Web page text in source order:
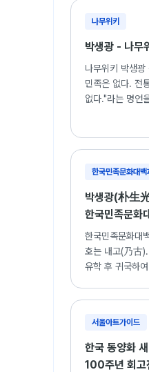
나무위키
박생광 - 나무
나무위키 박생
민족은 없다. 전
없다."라는 명언
한국민족문화대백
박생광(朴生
한국민족문화
한국민족문화대
호는 내고(乃古
유학 후 귀국하
서울아트가이드
한국 동양화
100주년 회고